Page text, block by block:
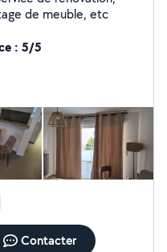
montage de meuble, etc
: 5/5
Contacter